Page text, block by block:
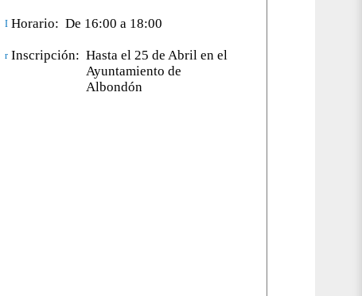
Horario: De 16:00 a 18:00
Inscripción: Hasta el 25 de Abril en el
Ayuntamiento de
Albondón